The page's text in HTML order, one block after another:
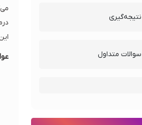
نتیجه‌گیری
سوالات متداول